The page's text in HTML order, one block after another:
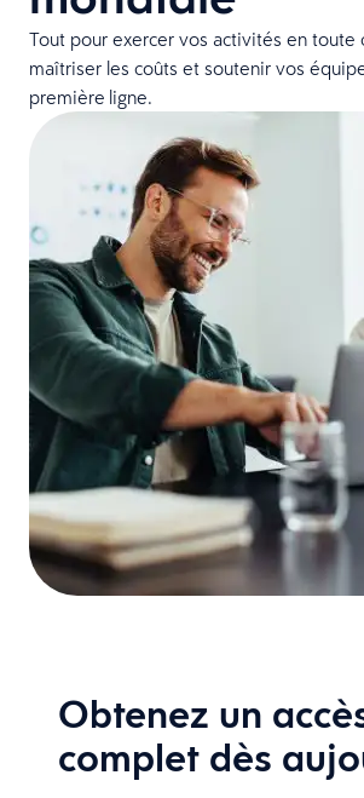
Tout pour exercer vos activités en toute
maîtriser les coûts et soutenir vos
première ligne.
Obtenez un
complet dès